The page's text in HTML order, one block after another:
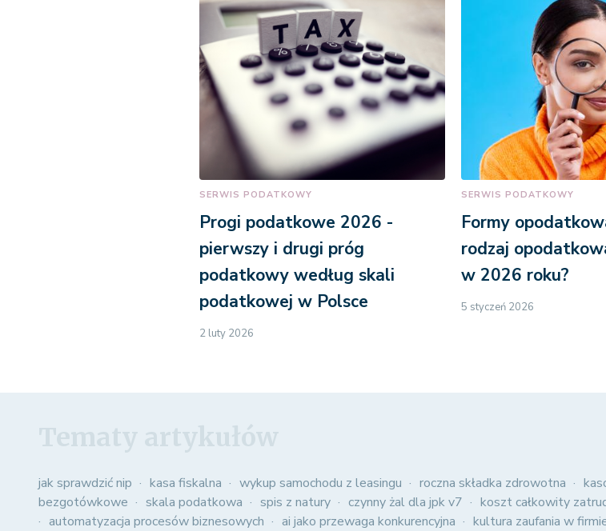
SERWIS PODATKOWY
Progi podatkowe 2026 -
pierwszy i drugi próg
podatkowy według skali
podatkowej w Polsce
2 luty 2026
SERWIS PODATKOWY
Formy
rodzaj
w 2026 roku?
5 styczeń 2026
jak sprawdzić nip kasa fiskalna wykup samochodu z leasingu roczna składka zdrowotna
bezgotówkowe
skala podatkowa spis z natury czynny żal dla jpk v7 koszt całkowity
automatyzacja procesów biznesowych
ai jako przewaga konkurencyjna kultura zaufania w